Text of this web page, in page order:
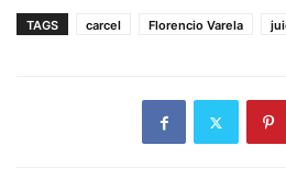
TAGS carcel Florencio Varela